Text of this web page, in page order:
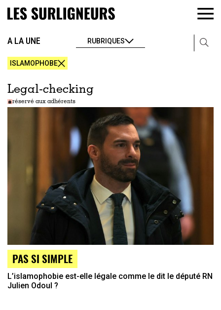
A LA UNE RUBRIQUES
ISLAMOPHOBE
Legal-checking
réservé aux adhérents
PAS SI SIMPLE
L’islamophobie est-elle légale comme le dit le député RN
Julien Odoul ?